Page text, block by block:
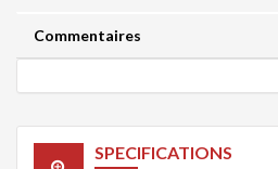
Commentaires
SPECIFICATIONS